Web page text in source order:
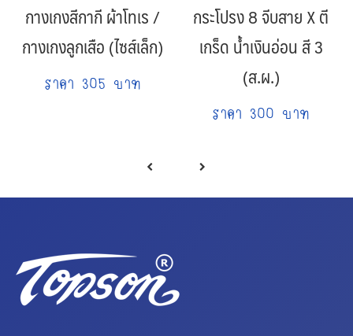
กางเกงสีกากี ผ้าโทเร /
กางเกงลูกเสือ (ไซส์เล็ก)
ราคา 305 บาท
กระโปรง 8 จีบสาย X ตี
เกร็ด น้ำเงินอ่อน สี 3
(ส.ผ.)
ราคา 300 บาท